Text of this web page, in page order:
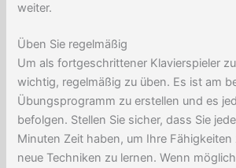
weiter.
Üben Sie regelmäßig
Um als fortgeschrittener Klavierspieler
wichtig, regelmäßig zu üben. Es ist am
Übungsprogramm zu erstellen und es
befolgen. Stellen Sie sicher, dass Sie
Minuten Zeit haben, um Ihre
neue Techniken zu lernen. Wenn